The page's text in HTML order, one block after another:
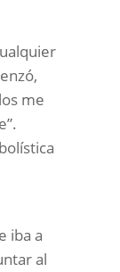
me
iba a
al